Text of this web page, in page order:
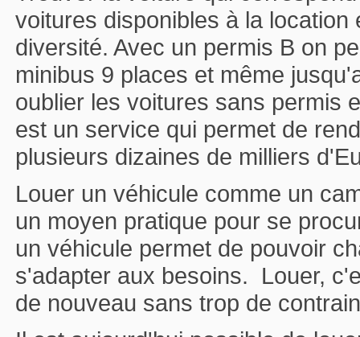
voitures disponibles à la
diversité. Avec un permis B on
minibus 9 places et même
oublier les voitures sans permis
est un service qui permet de
plusieurs dizaines de milliers
Louer un véhicule comme un
un moyen pratique pour se
un véhicule permet de pouvoir
s'adapter aux besoins. Louer,
de nouveau sans trop de